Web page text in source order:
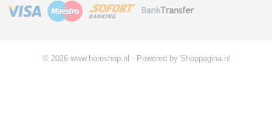
© 2026 www.horeshop.nl - Powered by Shoppagina.nl